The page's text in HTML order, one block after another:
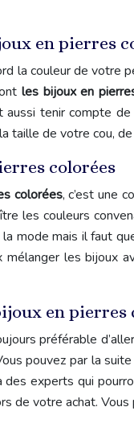
en pierres
la couleur de votre
les bijoux en
aussi tenir compte
taille de votre cou,
colorées
colorées, c’est une
les couleurs
la mode mais il faut
mélanger les bijoux
en pierres
préférable
pouvez par la
des experts qui
de votre achat.